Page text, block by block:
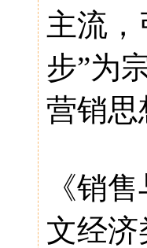
主流
步”为
营销思
《销
文经